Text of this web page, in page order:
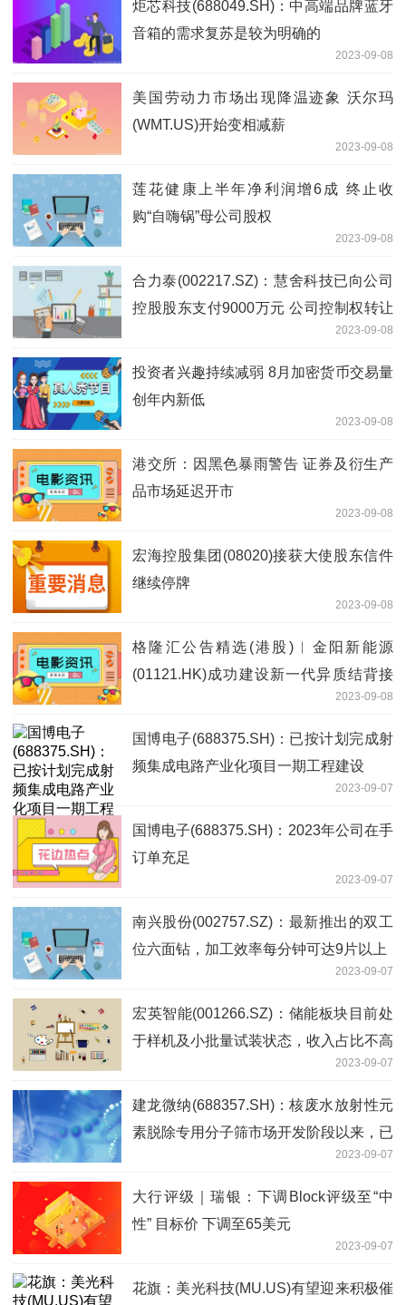
炬芯科技(688049.SH)：中高端品牌蓝牙
音箱的需求复苏是较为明确的
2023-09-08
美国劳动力市场出现降温迹象 沃尔玛
(WMT.US)开始变相减薪
2023-09-08
莲花健康上半年净利润增6成 终止收
购“自嗨锅”母公司股权
2023-09-08
合力泰(002217.SZ)：慧舍科技已向公司
控股股东支付9000万元 公司控制权转让
2023-09-08
投资者兴趣持续减弱 8月加密货币交易量
创年内新低
2023-09-08
港交所：因黑色暴雨警告 证券及衍生产
品市场延迟开市
2023-09-08
宏海控股集团(08020)接获大使股东信件
继续停牌
2023-09-08
格隆汇公告精选(港股)︱金阳新能源
(01121.HK)成功建设新一代异质结背接
2023-09-08
国博电子(688375.SH)：已按计划完成射
频集成电路产业化项目一期工程建设
2023-09-07
国博电子(688375.SH)：2023年公司在手
订单充足
2023-09-07
南兴股份(002757.SZ)：最新推出的双工
位六面钻，加工效率每分钟可达9片以上
2023-09-07
宏英智能(001266.SZ)：储能板块目前处
于样机及小批量试装状态，收入占比不高
2023-09-07
建龙微纳(688357.SH)：核废水放射性元
素脱除专用分子筛市场开发阶段以来，已
产生少量销售，目前尚处于市场拓展阶段
2023-09-07
大行评级｜瑞银：下调Block评级至“中
性” 目标价 下调至65美元
2023-09-07
花旗：美光科技(MU.US)有望迎来积极催